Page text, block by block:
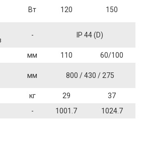
Вт 120 150
- IP 44 (D)
мм 110
60/100
мм 800 / 430 / 275
кг 29
37
- 1001.7 1024.7